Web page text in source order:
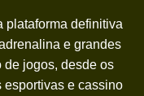
plataforma definitiva
e grandes
de jogos, desde os
e cassino